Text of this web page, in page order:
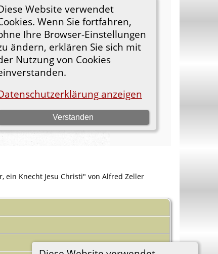
ein Knecht Jesu Christi" von Alfred Zeller